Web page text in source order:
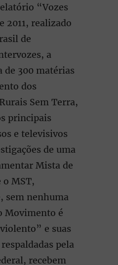
“Vozes
2011, realizado
de
a
de 300 matérias
dos
Sem Terra,
principais
e televisivos
de uma
Mista de
MST,
sem nenhuma
Movimento é
e suas
pela
recebem